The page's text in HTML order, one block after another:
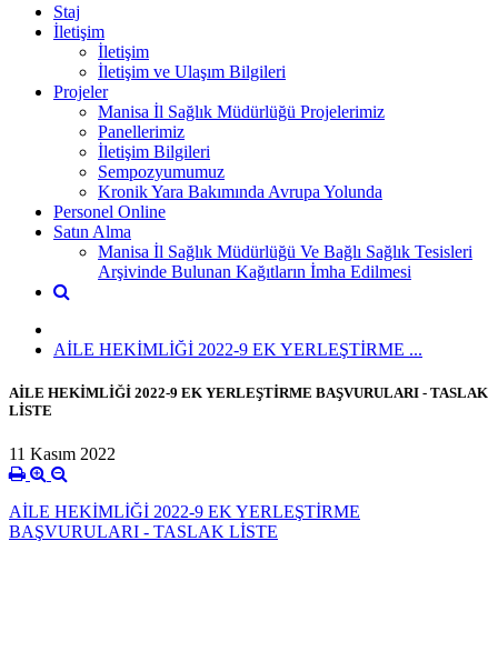
Staj
İletişim
İletişim
İletişim ve Ulaşım Bilgileri
Projeler
Manisa İl Sağlık Müdürlüğü Projelerimiz
Panellerimiz
İletişim Bilgileri
Sempozyumumuz
Kronik Yara Bakımında Avrupa Yolunda
Personel Online
Satın Alma
Manisa İl Sağlık Müdürlüğü Ve Bağlı Sağlık Tesisleri
Arşivinde Bulunan Kağıtların İmha Edilmesi
AİLE HEKİMLİĞİ 2022-9 EK YERLEŞTİRME ...
AİLE HEKİMLİĞİ 2022-9 EK YERLEŞTİRME BAŞVURULARI - TASLAK
LİSTE
11 Kasım 2022
AİLE HEKİMLİĞİ 2022-9 EK YERLEŞTİRME
BAŞVURULARI - TASLAK LİSTE